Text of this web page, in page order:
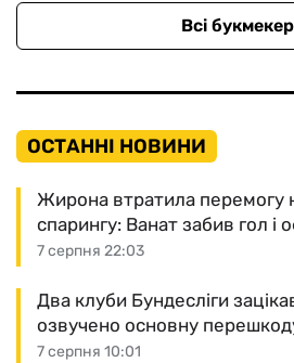
Всі
ОСТАННІ НОВИНИ
7 серпня 22:03
Жирона втратила перемогу
спарингу: Ванат забив гол і
7 серпня 10:01
Два клуби Бундесліги
озвучено основну